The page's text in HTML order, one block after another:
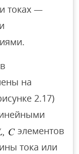
токах —
на
2.17)
элементов
тока или